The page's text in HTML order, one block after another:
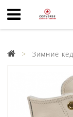
Зимние